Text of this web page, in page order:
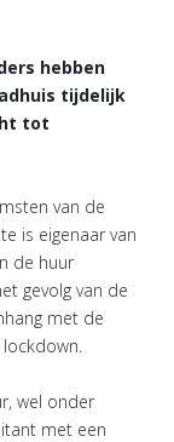
hebben
tijdelijk
tot
van de
is eigenaar van
de huur
gevolg van de
met de
wel onder
met een